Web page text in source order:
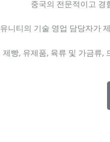
중국의 전문적이고 경
유니티의 기술 영업 담당자가
제빵, 유제품, 육류 및 가금류,